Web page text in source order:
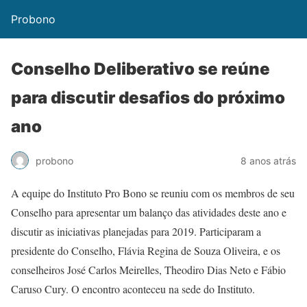
Probono
Conselho Deliberativo se reúne
para discutir desafios do próximo
ano
probono 8 anos atrás
A equipe do Instituto Pro Bono se reuniu com os membros de seu
Conselho para apresentar um balanço das atividades deste ano e
discutir as iniciativas planejadas para 2019. Participaram a
presidente do Conselho, Flávia Regina de Souza Oliveira, e os
conselheiros José Carlos Meirelles, Theodiro Dias Neto e Fábio
Caruso Cury. O encontro aconteceu na sede do Instituto.